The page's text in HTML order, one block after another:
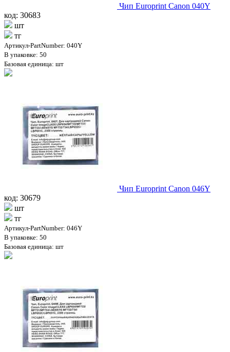
Чип Europrint Canon 040Y
код: 30683
шт
тг
Артикул-PartNumber: 040Y
В упаковке: 50
Базовая единица: шт
Чип Europrint Canon 046Y
код: 30679
шт
тг
Артикул-PartNumber: 046Y
В упаковке: 50
Базовая единица: шт